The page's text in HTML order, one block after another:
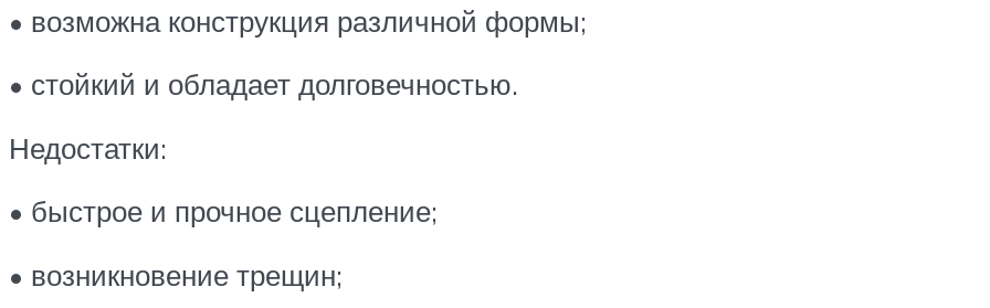
• возможна конструкция различной формы;
• стойкий и обладает долговечностью.
Недостатки:
• быстрое и прочное сцепление;
• возникновение трещин;